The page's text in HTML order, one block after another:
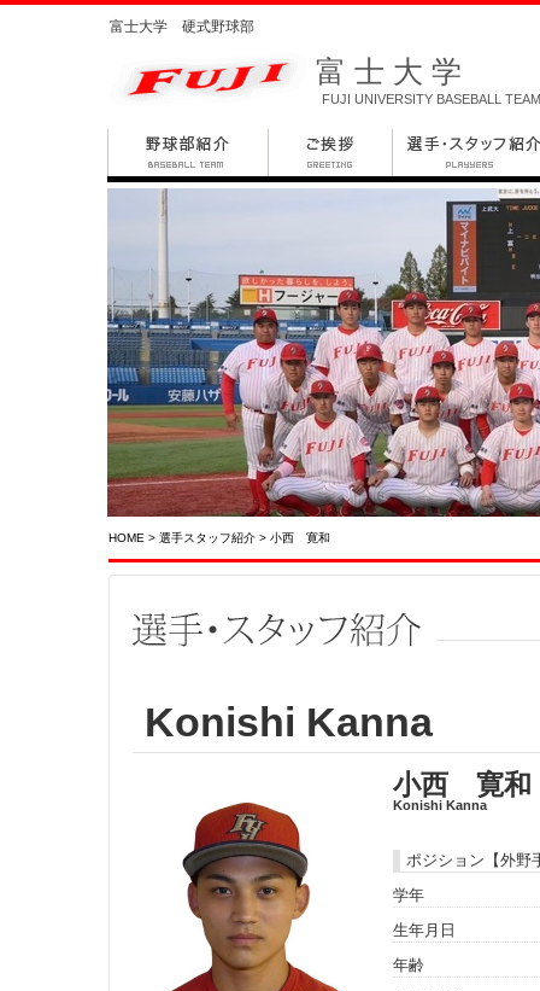
富士大学 硬式野球部
富士大学
FUJI UNIVERSITY BASEBALL TEAM
HOME > 選手スタッフ紹介 > 小西 寛和
Konishi Kanna
小西 寛和
Konishi Kanna
ポジション【外野
学年
生年月日
年齢